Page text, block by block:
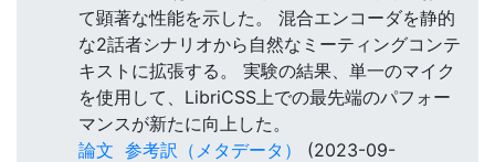
て顕著な性能を示した。 混合エンコーダを静的
な2話者シナリオから自然なミーティングコンテ
キストに拡張する。 実験の結果、単一のマイク
を使用して、LibriCSS上での最先端のパフォー
マンスが新たに向上した。
論文 参考訳（メタデータ）
(2023-09-